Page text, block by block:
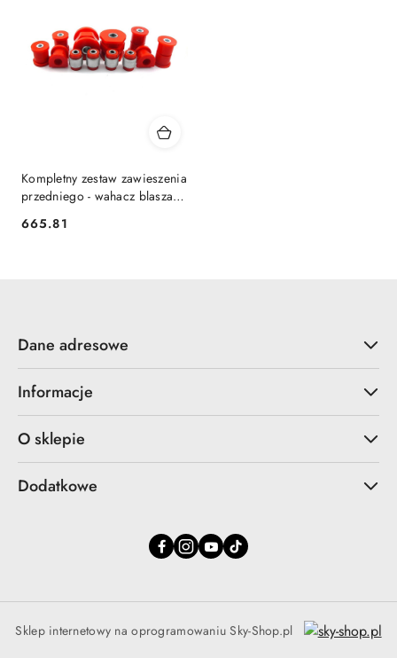
Kompletny zestaw zawieszenia
przedniego - wahacz blaszany
Cena:
665.81
Dane adresowe
Informacje
O sklepie
Dodatkowe
Sklep internetowy na oprogramowaniu Sky-Shop.pl